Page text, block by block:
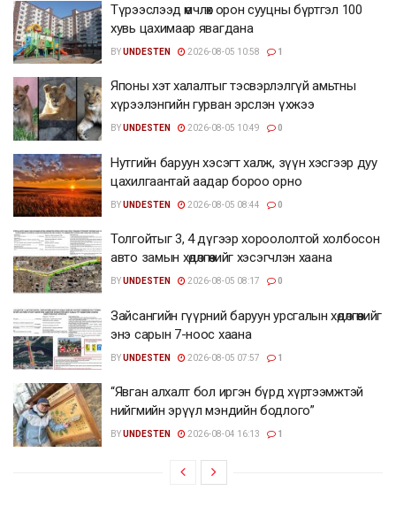
Түрээслээд өмчлөх орон сууцны бүртгэл 100
хувь цахимаар явагдана
BYUNDESTEN 2026-08-05 10:58 1
Японы хэт халалтыг тэсвэрлэлгүй амьтны
хүрээлэнгийн гурван эрслэн үхжээ
BYUNDESTEN 2026-08-05 10:49 0
Нутгийн баруун хэсэгт халж, зүүн хэсгээр дуу
цахилгаантай аадар бороо орно
BYUNDESTEN 2026-08-05 08:44 0
Толгойтыг 3, 4 дүгээр хороололтой холбосон
авто замын хөдөлгөөнийг хэсэгчлэн хаана
BYUNDESTEN 2026-08-05 08:17 0
Зайсангийн гүүрний баруун урсгалын хөдөлгөөнийг
энэ сарын 7-ноос хаана
BYUNDESTEN 2026-08-05 07:57 1
“Явган алхалт бол иргэн бүрд хүртээмжтэй
нийгмийн эрүүл мэндийн бодлого”
BYUNDESTEN 2026-08-04 16:13 1